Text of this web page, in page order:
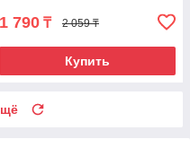
1 790 ₸ 2 059 ₸
Купить